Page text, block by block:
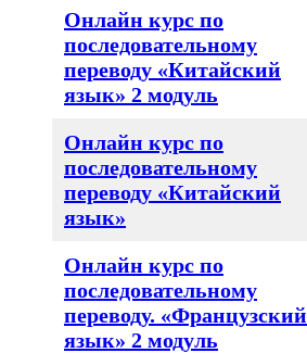
Онлайн курс по
последовательному
переводу «Китайский
язык» 2 модуль
Онлайн курс по
последовательному
переводу «Китайский
язык»
Онлайн курс по
последовательному
переводу. «Французский
язык» 2 модуль